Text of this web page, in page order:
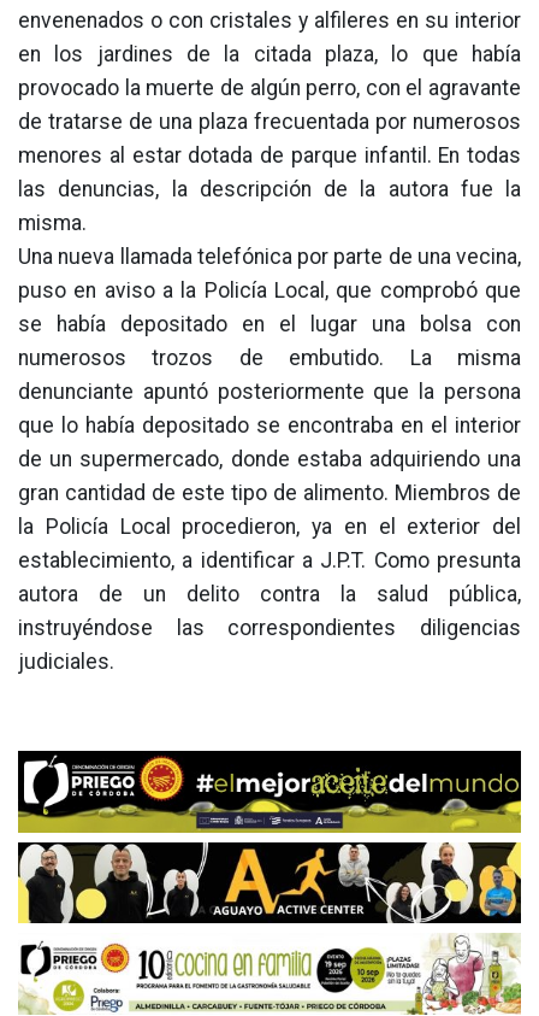
envenenados o con cristales y alfileres en su interior
en los jardines de la citada plaza, lo que había
provocado la muerte de algún perro, con el agravante
de tratarse de una plaza frecuentada por numerosos
menores al estar dotada de parque infantil. En todas
las denuncias, la descripción de la autora fue la
misma.
Una nueva llamada telefónica por parte de una vecina,
puso en aviso a la Policía Local, que comprobó que
se había depositado en el lugar una bolsa con
numerosos trozos de embutido. La misma
denunciante apuntó posteriormente que la persona
que lo había depositado se encontraba en el interior
de un supermercado, donde estaba adquiriendo una
gran cantidad de este tipo de alimento. Miembros de
la Policía Local procedieron, ya en el exterior del
establecimiento, a identificar a J.P.T. Como presunta
autora de un delito contra la salud pública,
instruyéndose las correspondientes diligencias
judiciales.